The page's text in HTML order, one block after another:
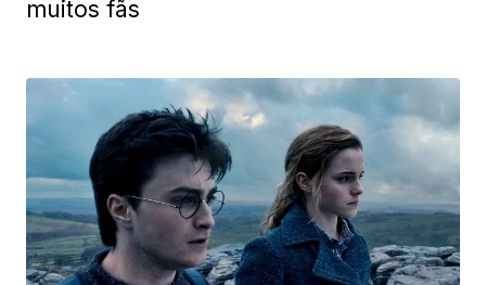
muitos fãs